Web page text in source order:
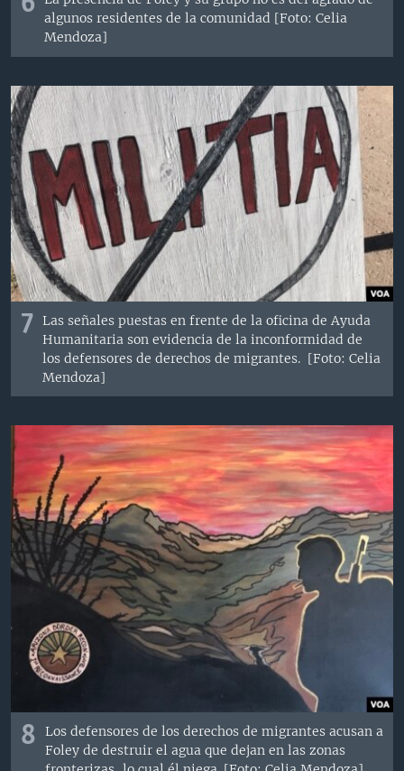
algunos residentes de la comunidad [Foto: Celia
Mendoza]
7 Las señales puestas en frente de la oficina de Ayuda
Humanitaria son evidencia de la inconformidad de
los defensores de derechos de migrantes. [Foto: Celia
Mendoza]
8
Los defensores de los derechos de migrantes acusan a
Foley de destruir el agua que dejan en las zonas